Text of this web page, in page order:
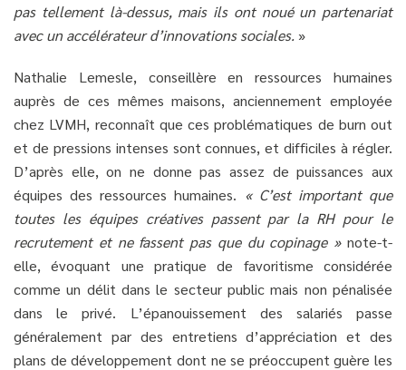
pas tellement là-dessus, mais ils ont noué un partenariat
avec un accélérateur d’innovations sociales. »
Nathalie Lemesle, conseillère en ressources humaines
auprès de ces mêmes maisons, anciennement employée
chez LVMH, reconnaît que ces problématiques de burn out
et de pressions intenses sont connues, et difficiles à régler.
D’après elle, on ne donne pas assez de puissances aux
équipes des ressources humaines. « C’est important que
toutes les équipes créatives passent par la RH pour le
recrutement et ne fassent pas que du copinage »note-t-
elle, évoquant une pratique de favoritisme considérée
comme un délit dans le secteur public mais non pénalisée
dans le privé. L’épanouissement des salariés passe
généralement par des entretiens d’appréciation et des
plans de développement dont ne se préoccupent guère les